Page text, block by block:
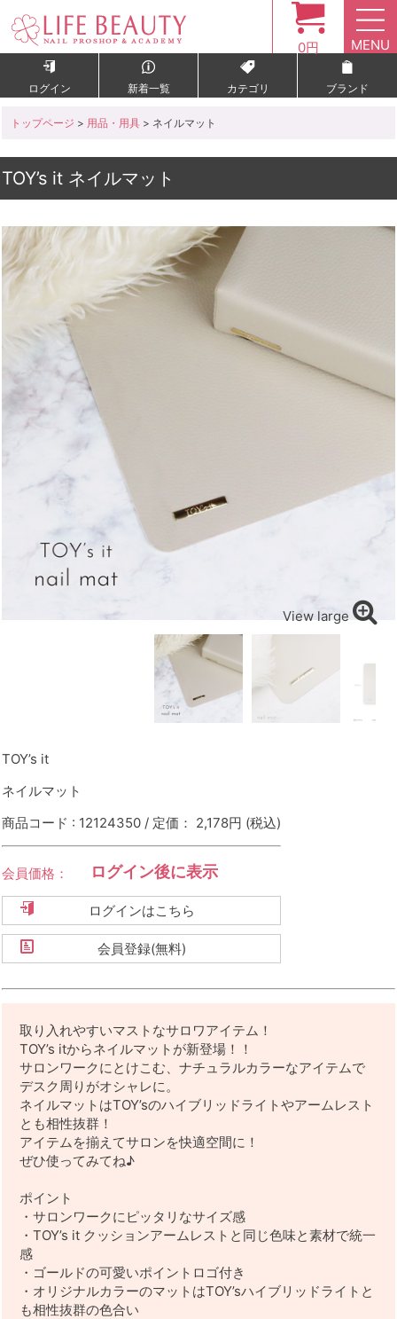
0円 MENU
ログイン 新着一覧 カテゴリ ブランド
トップページ > 用品・用具 > ネイルマット
TOY’s it ネイルマット
View large
TOY’s it
ネイルマット
商品コード : 12124350 / 定価： 2,178円 (税込)
会員価格： ログイン後に表示
ログインはこちら
会員登録(無料)
取り入れやすいマストなサロワアイテム！
TOY’s itからネイルマットが新登場！！
サロンワークにとけこむ、ナチュラルカラーなアイテムで
デスク周りがオシャレに。
ネイルマットはTOY’sのハイブリッドライトやアームレスト
とも相性抜群！
アイテムを揃えてサロンを快適空間に！
ぜひ使ってみてね♪
ポイント
・サロンワークにピッタリなサイズ感
・TOY’s it クッションアームレストと同じ色味と素材で統一
感
・ゴールドの可愛いポイントロゴ付き
・オリジナルカラーのマットはTOY’sハイブリッドライトと
も相性抜群の色合い